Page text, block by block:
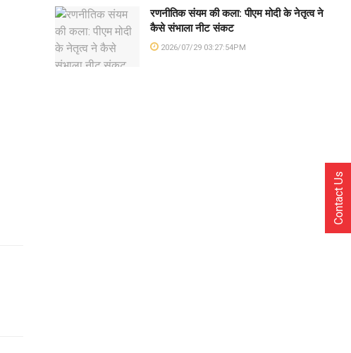
रणनीतिक संयम की कला: पीएम मोदी के नेतृत्व ने
कैसे संभाला नीट संकट
2026/07/29 03:27:54PM
Contact Us